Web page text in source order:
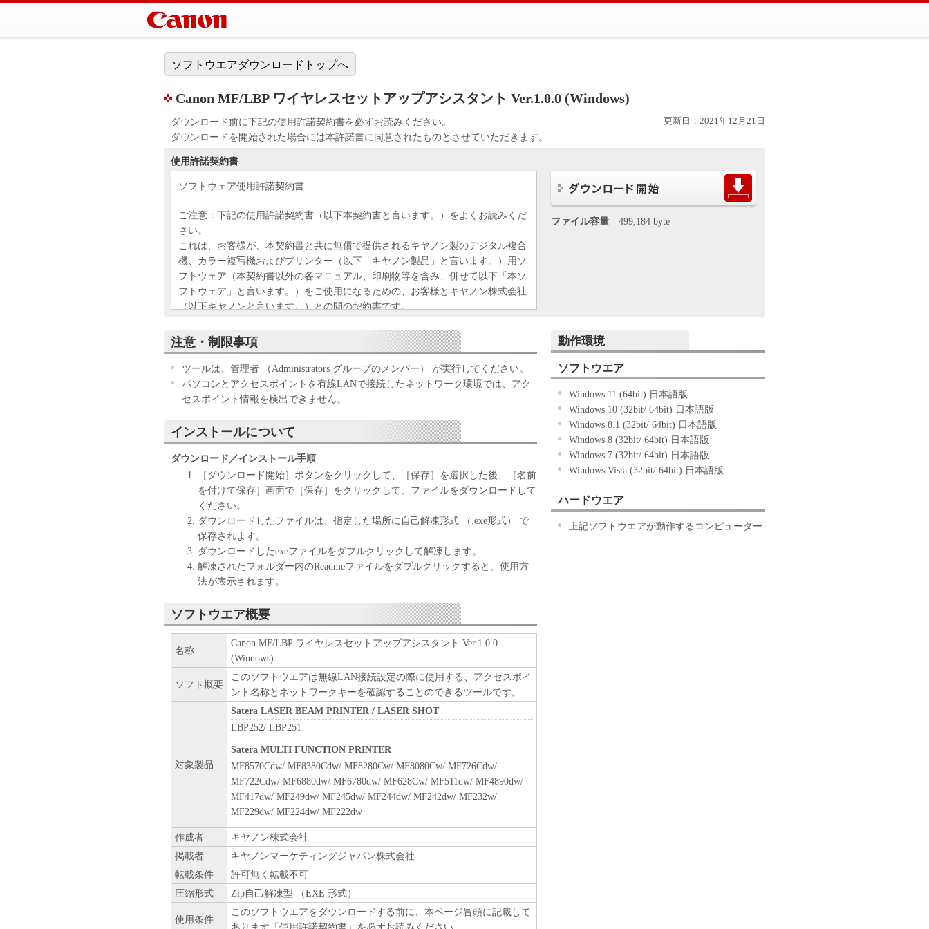
ソフトウエアダウンロードトップへ
Canon MF/LBP ワイヤレスセットアップアシスタント Ver.1.0.0 (Windows)
ダウンロード前に下記の使用許諾契約書を必ずお読みください。
ダウンロードを開始された場合には本許諾書に同意されたものとさせていただきます。
更新日：2021年12月21日
使用許諾契約書
ソフトウェア使用許諾契約書
ご注意：下記の使用許諾契約書（以下本契約書と言います。）をよくお読みくだ
さい。
これは、お客様が、本契約書と共に無償で提供されるキヤノン製のデジタル複合
機、カラー複写機およびプリンター（以下「キヤノン製品」と言います。）用ソ
フトウェア（本契約書以外の各マニュアル、印刷物等を含み、併せて以下「本ソ
フトウェア」と言います。）をご使用になるための、お客様とキヤノン株式会社
（以下キヤノンと言います。）との間の契約書です。
お客様は、『同意』を示す下記のボタンをクリックした時点、または「本ソフト
ウェア」のインストールのいずれかをもって、本契約書に同意したことになりま
す。
お客様が本契約書に同意できない場合、「本ソフトウェア」を使用することはで
きません。
１．許諾
(1) キヤノンは、お客様が「キヤノン製品」を利用する目的のために、「キヤノ
ン製品」に直接またはネットワークを通じ接続される複数のコンピューター（以
下「指定機器」と言います。）において、「本ソフトウェア」を使用（本契約書
においては、「本ソフトウェア」をコンピューターの記憶媒体上にインストール
すること、またはコンピューターにおいて表示すること、アクセスすること、も
しくは実行することのいずれも含むものとします。）するための非独占的権利を
お客様に対して許諾します。お客様は、また「指定機器」にネットワークを通じ
て接続されたコンピューター上で、かかるコンピューターの使用者に対して「本
ソフトウェア」を使用させることができますが、かかるコンピューターの使用者
に本契約書上の義務および条件を遵守させるとともに、その履行に関し全責任を
(2) お客様は、上記(1)に基づいて「本ソフトウェア」を使用するためのバックア
ップとして、「本ソフトウェア」を１部、複製することができます。
(3) 上記(1)および(2)に定める場合を除き、キヤノンまたはキヤノンのライセンサ
ーのいかなる知的財産権も、明示たると黙示たるとを問わず、本契約書によって
お客様に譲渡あるいは許諾されるものではありません。
(1) お客様は、再使用許諾、譲渡、販売、頒布、リースもしくは貸与その他の方
法により、第三者に「本ソフトウェア」を使用させることはできません。
ル、逆アセンブル、その他リバースエンジニアリング等することはできません。
また第三者にこのような行為をさせてはなりません。
「本ソフトウェア」に係る権原および所有権は、その内容によりキヤノンまたは
キヤノンのライセンサーに帰属します。
４．著作権表示
お客様は、「本ソフトウェア」に含まれるキヤノンまたはキヤノンのライセンサ
ーの著作権表示を変更し、除去しもしくは削除してはなりません。
５．保証の否認・免責
ファイル容量 499,184 byte
注意・制限事項
ツールは、管理者 （Administrators グループのメンバー） が実行してください。
パソコンとアクセスポイントを有線LANで接続したネットワーク環境では、アク
セスポイント情報を検出できません。
インストールについて
ダウンロード／インストール手順
［ダウンロード開始］ボタンをクリックして、［保存］を選択した後、［名前
を付けて保存］画面で［保存］をクリックして、ファイルをダウンロードして
ください。
ダウンロードしたファイルは、指定した場所に自己解凍形式 （.exe形式） で
保存されます。
ダウンロードしたexeファイルをダブルクリックして解凍します。
解凍されたフォルダー内のReadmeファイルをダブルクリックすると、使用方
法が表示されます。
ソフトウエア概要
名称
Canon MF/LBP ワイヤレスセットアップアシスタント Ver.1.0.0
(Windows)
ソフト概要
このソフトウエアは無線LAN接続設定の際に使用する、アクセスポイ
ント名称とネットワークキーを確認することのできるツールです。
対象製品
Satera LASER BEAM PRINTER / LASER SHOT
LBP252/ LBP251
Satera MULTI FUNCTION PRINTER
MF8570Cdw/ MF8380Cdw/ MF8280Cw/ MF8080Cw/ MF726Cdw/
MF722Cdw/ MF6880dw/ MF6780dw/ MF628Cw/ MF511dw/ MF4890dw/
MF417dw/ MF249dw/ MF245dw/ MF244dw/ MF242dw/ MF232w/
MF229dw/ MF224dw/ MF222dw
作成者
キヤノン株式会社
掲載者
キヤノンマーケティングジャパン株式会社
転載条件
許可無く転載不可
圧縮形式
Zip自己解凍型 （EXE 形式）
使用条件
このソフトウエアをダウンロードする前に、本ページ冒頭に記載して
動作環境
ソフトウエア
Windows 11 (64bit) 日本語版
Windows 10 (32bit/ 64bit) 日本語版
Windows 8.1 (32bit/ 64bit) 日本語版
Windows 8 (32bit/ 64bit) 日本語版
Windows 7 (32bit/ 64bit) 日本語版
Windows Vista (32bit/ 64bit) 日本語版
ハードウエア
上記ソフトウエアが動作するコンピューター